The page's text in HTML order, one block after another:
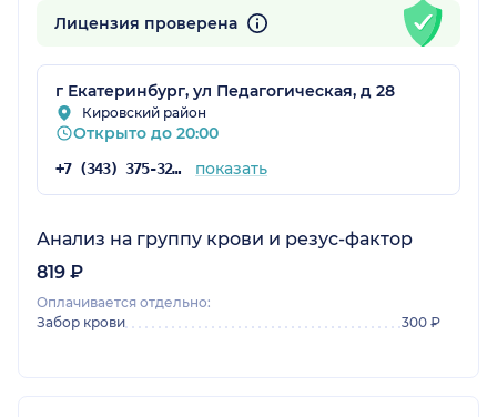
Лицензия проверена
г Екатеринбург, ул Педагогическая, д 28
Кировский район
Открыто до 20:00
+7 (343) 375-32-09 показать
Анализ на группу крови и резус-фактор
819 ₽
Оплачивается отдельно:
Забор крови
300 ₽